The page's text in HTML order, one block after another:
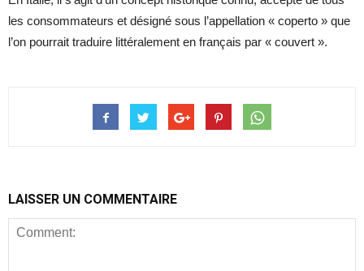
les consommateurs et désigné sous l’appellation « coperto » que
l’on pourrait traduire littéralement en français par « couvert ».
LAISSER UN COMMENTAIRE